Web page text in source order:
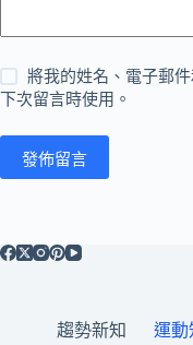
將我的姓名、電子郵
下次留言時使用。
發佈留言
趨勢新知 運動